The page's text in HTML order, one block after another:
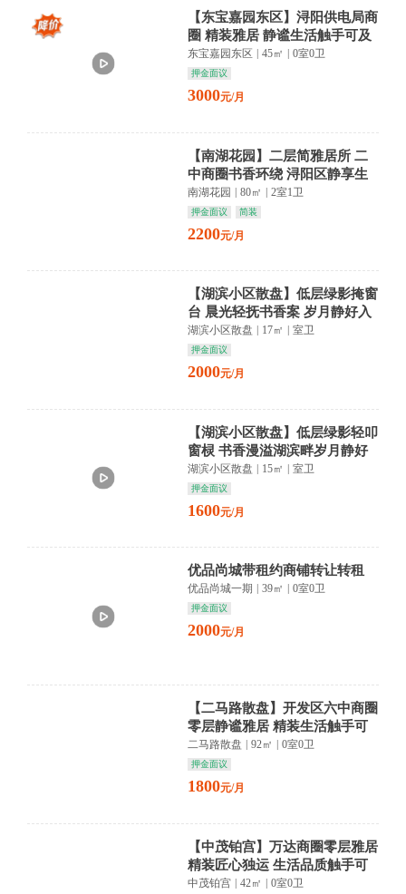
【东宝嘉园东区】浔阳供电局商
圈 精装雅居 静谧生活触手可及
东宝嘉园东区 45㎡ 0室0卫
押金面议
3000元/月
【南湖花园】二层简雅居所 二
中商圈书香环绕 浔阳区静享生
活
南湖花园 | 80㎡ | 2室1卫
押金面议 简装
2200元/月
【湖滨小区散盘】低层绿影掩窗
台 晨光轻抚书香案 岁月静好入
梦来
湖滨小区散盘 17㎡ 室卫
押金面议
2000元/月
【湖滨小区散盘】低层绿影轻叩
窗棂 书香漫溢湖滨畔岁月静好
入梦来
湖滨小区散盘 | 15㎡ | 室卫
押金面议
1600元/月
优品尚城带租约商铺转让转租
优品尚城一期 39㎡ 0室0卫
押金面议
2000元/月
【二马路散盘】开发区六中商圈
零层静谧雅居 精装生活触手可
及
二马路散盘 92㎡ 0室0卫
押金面议
1800元/月
【中茂铂宫】万达商圈零层雅居
精装匠心独运 生活品质触手可
及
中茂铂宫 | 42㎡ | 0室0卫